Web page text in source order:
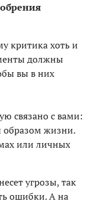
критика хоть и
должны
вы в них
связано с вами:
образом жизни.
или личных
угрозы, так
ошибки. А на